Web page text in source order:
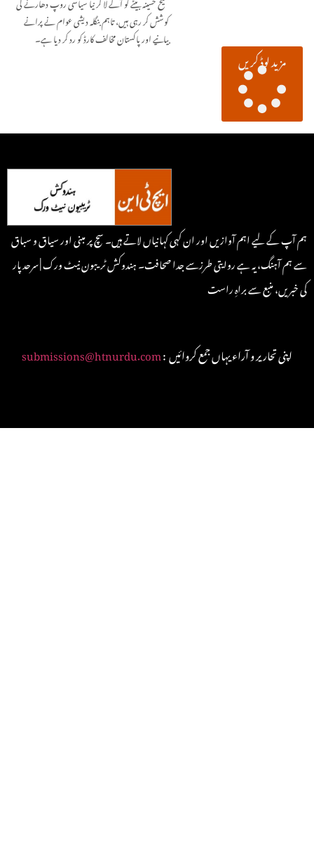
کوشش کر رہی ہیں، تاہم بنگلہ دیشی عوام نے پرانے
بیانیے اور پاکستان مخالف کارڈ کو رد کر دیا ہے۔
مزید لوڈ کریں
ہم آپ کے لیے اہم آوازیں اور ان کہی کہانیاں لاتے ہیں۔ سچ پر مبنی اور سیاق و سباق
سے ہم آہنگ، یہ ہے روایتی طرزسے جدا صحافت۔ ہندوکش ٹریبون نیٹ ورک | سرحد پار
کی خبریں، منبع سے براہِ راست
submissions@htnurdu.com : اپنی تحاریر و آراء یہاں جمع کروائیں